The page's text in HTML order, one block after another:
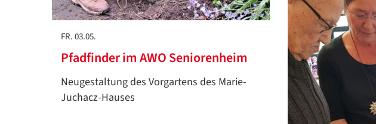
FR. 03.05.
Pfadfinder im AWO Seniorenheim
Neugestaltung des Vorgartens des Marie-
Juchacz-Hauses